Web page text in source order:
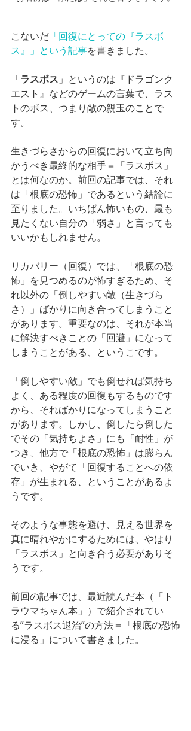
こないだ 「回復にとっての『ラスボ
ス』」という記事を書きました。
「ラスボス 」というのは『ドラゴンク
エスト』などのゲームの言葉で、ラス
トのボス、つまり敵の親玉のことで
す。
生きづらさからの回復において立ち向
かうべき最終的な相手＝「ラスボス」
とは何なのか。前回の記事では、それ
は「根底の恐怖」であるという結論に
至りました。いちばん怖いもの、最も
見たくない自分の「弱さ」と言っても
いいかもしれません。
リカバリー（回復）では、「根底の恐
怖」を見つめるのが怖すぎるため、そ
れ以外の「倒しやすい敵（生きづら
さ）」ばかりに向き合ってしまうこと
があります。重要なのは、それが本当
に解決すべきことの「回避」になって
しまうことがある、というこです。
「倒しやすい敵」でも倒せれば気持ち
よく、ある程度の回復もするものです
から、そればかりになってしまうこと
があります。しかし、倒したら倒した
でその「気持ちよさ」にも「耐性」が
つき、他方で「根底の恐怖」は膨らん
でいき、やがて「回復することへの依
存」が生まれる、ということがあるよ
うです。
そのような事態を避け、見える世界を
真に晴れやかにするためには、やはり
「ラスボス」と向き合う必要がありそ
うです。
前回の記事では、最近読んだ本（「ト
ラウマちゃん本」）で紹介されてい
る”ラスボス退治”の方法＝「根底の恐怖
に浸る」について書きました。